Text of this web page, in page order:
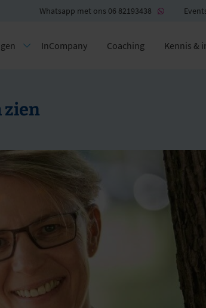
Whatsapp met ons 06 82193438
InCompany Coaching Kennis &
zien